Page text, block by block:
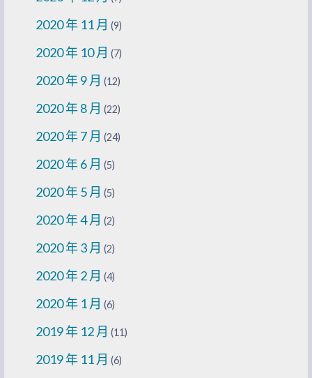
2020 年 11 月 (9)
2020 年 10 月 (7)
2020 年 9 月 (12)
2020 年 8 月 (22)
2020 年 7 月 (24)
2020 年 6 月 (5)
2020 年 5 月 (5)
2020 年 4 月 (2)
2020 年 3 月 (2)
2020 年 2 月 (4)
2020 年 1 月 (6)
2019 年 12 月 (11)
2019 年 11 月 (6)